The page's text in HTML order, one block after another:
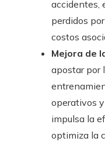
accidentes,
perdidos
costos
Mejora de
apostar por
operativos
impulsa la
optimiza la